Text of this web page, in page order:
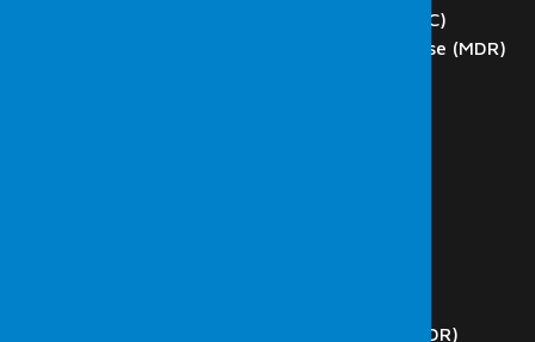
Network Operations Center (NOC)
Managed Detection and Response (MDR)
Managed Detection and Response (MDR)